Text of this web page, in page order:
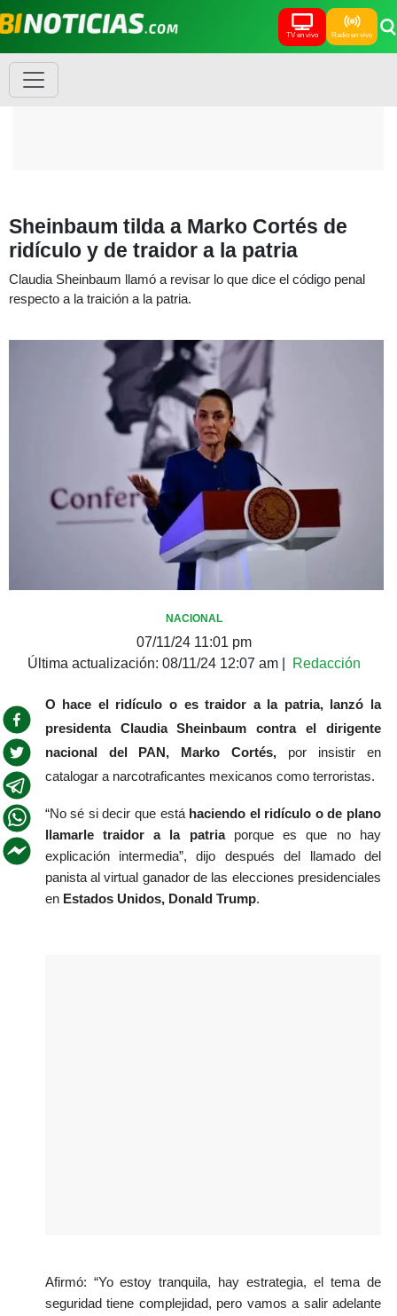
TV en vivo Radio en vivo
Sheinbaum tilda a Marko Cortés de
ridículo y de traidor a la patria
Claudia Sheinbaum llamó a revisar lo que dice el código penal
respecto a la traición a la patria.
NACIONAL
07/11/24 11:01 pm
Última actualización: 08/11/24 12:07 am Redacción
O hace el ridículo o es traidor a la patria, lanzó la
presidenta Claudia Sheinbaum contra el dirigente
nacional del PAN, Marko Cortés, por insistir en
catalogar a narcotraficantes mexicanos como terroristas.
“No sé si decir que está haciendo el ridículo o de plano
llamarle traidor a la patria porque es que no hay
explicación intermedia”, dijo después del llamado del
panista al virtual ganador de las elecciones presidenciales
en Estados Unidos, Donald Trump.
Afirmó: “Yo estoy tranquila, hay estrategia, el tema de
seguridad tiene complejidad, pero vamos a salir adelante